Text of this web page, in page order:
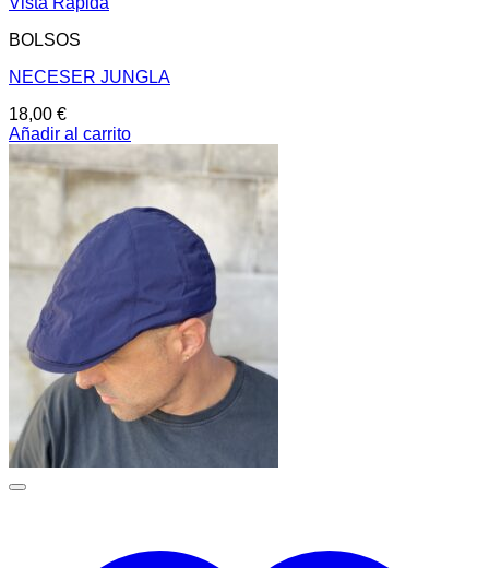
BOLSOS
NECESER JUNGLA
18,00 €
Añadir al carrito